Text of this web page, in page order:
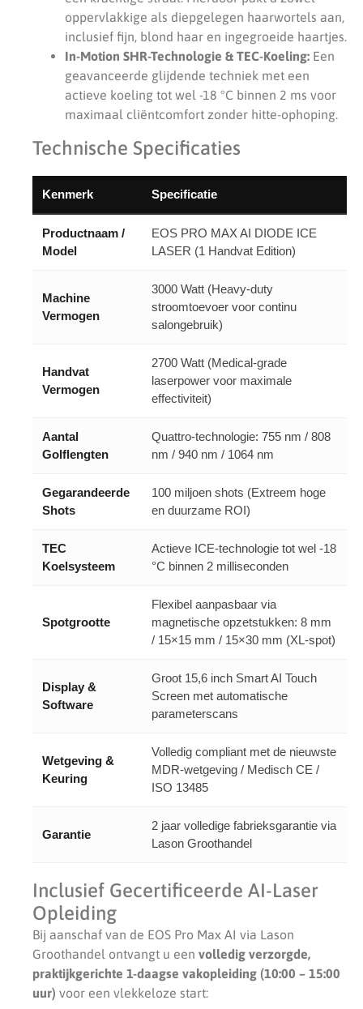
oppervlakkige als diepgelegen haarwortels aan,
inclusief fijn, blond haar en ingegroeide haartjes.
In-Motion SHR-Technologie & TEC-Koeling: Een
geavanceerde glijdende techniek met een
actieve koeling tot wel -18 °C binnen 2 ms voor
maximaal cliëntcomfort zonder hitte-ophoping.
Technische Specificaties
Kenmerk Specificatie
Productnaam /
Model
EOS PRO MAX AI DIODE ICE
LASER (1 Handvat Edition)
Machine
Vermogen
3000 Watt (Heavy-duty
stroomtoevoer voor continu
salongebruik)
Handvat
Vermogen
2700 Watt (Medical-grade
laserpower voor maximale
effectiviteit)
Aantal
Golflengten
Quattro-technologie: 755 nm / 808
nm / 940 nm / 1064 nm
Gegarandeerde
Shots
100 miljoen shots (Extreem hoge
en duurzame ROI)
TEC
Koelsysteem
Actieve ICE-technologie tot wel -18
°C binnen 2 milliseconden
Spotgrootte
Flexibel aanpasbaar via
magnetische opzetstukken: 8 mm
/ 15×15 mm / 15×30 mm (XL-spot)
Display &
Software
Groot 15,6 inch Smart AI Touch
Screen met automatische
parameterscans
Wetgeving &
Keuring
Volledig compliant met de nieuwste
MDR-wetgeving / Medisch CE /
ISO 13485
Garantie
2 jaar volledige fabrieksgarantie via
Lason Groothandel
Inclusief Gecertificeerde AI-Laser
Opleiding
Bij aanschaf van de EOS Pro Max AI via Lason
Groothandel ontvangt u een volledig verzorgde,
praktijkgerichte 1-daagse vakopleiding (10:00 – 15:00
uur) voor een vlekkeloze start: